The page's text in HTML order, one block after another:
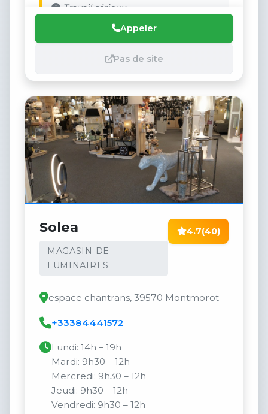
Travail sérieux
Appeler
Pas de site
Solea
MAGASIN DE
LUMINAIRES
4.7(40)
espace chantrans, 39570 Montmorot
+33384441572
Lundi: 14h – 19h
Mardi: 9h30 – 12h
Mercredi: 9h30 – 12h
Jeudi: 9h30 – 12h
Vendredi: 9h30 – 12h